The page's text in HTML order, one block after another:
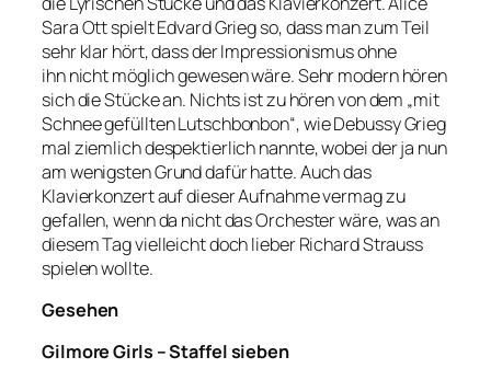
Sara Ott spielt Edvard Grieg so, dass man zum Teil
sehr klar hört, dass der Impressionismus ohne
ihn nicht möglich gewesen wäre. Sehr modern hören
sich die Stücke an. Nichts ist zu hören von dem „mit
Schnee gefüllten Lutschbonbon“, wie Debussy Grieg
mal ziemlich despektierlich nannte, wobei der ja nun
am wenigsten Grund dafür hatte. Auch das
Klavierkonzert auf dieser Aufnahme vermag zu
gefallen, wenn da nicht das Orchester wäre, was an
diesem Tag vielleicht doch lieber Richard Strauss
spielen wollte.
Gesehen
Gilmore Girls – Staffel sieben